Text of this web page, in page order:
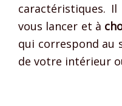
caractéristiques.
vous lancer et à
qui correspond au
de votre intérieur